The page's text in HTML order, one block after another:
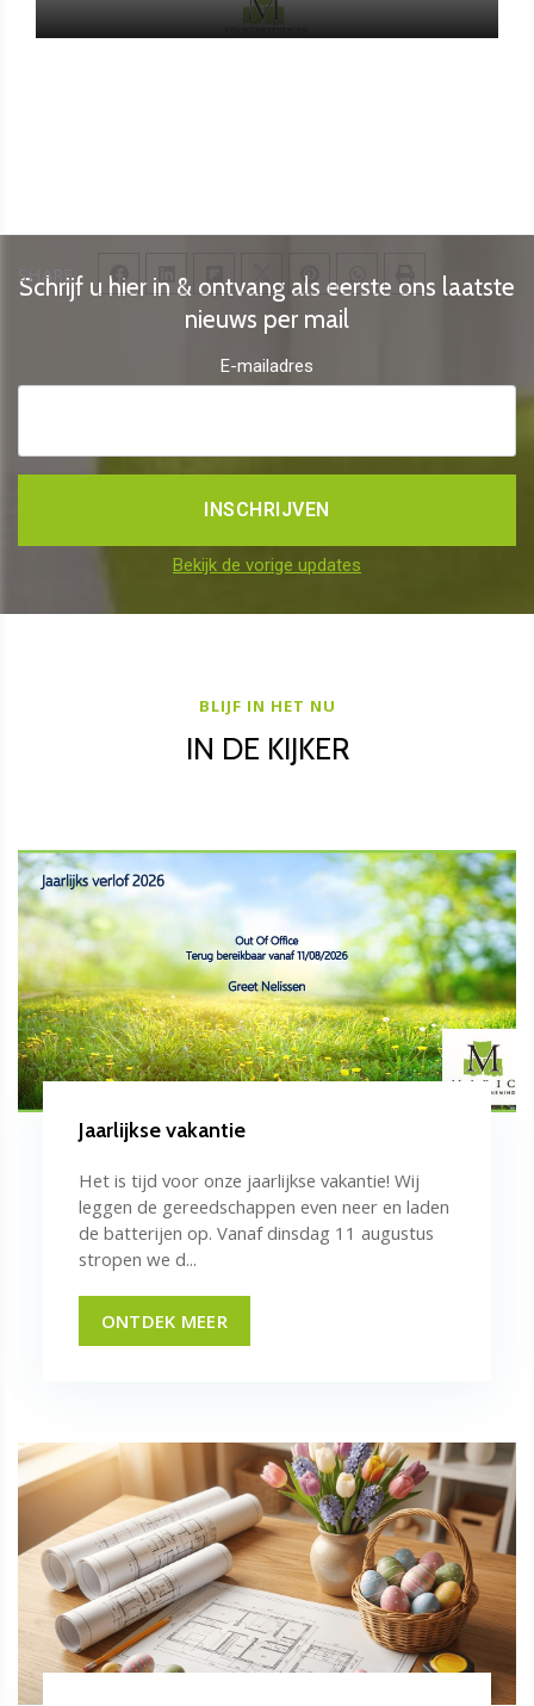
SHARE
Schrijf u hier in & ontvang als eerste ons laatste
nieuws per mail
E-mailadres
Bekijk de vorige updates
BLIJF IN HET NU
IN DE KIJKER
Jaarlijkse vakantie
Het is tijd voor onze jaarlijkse vakantie! Wij
leggen de gereedschappen even neer en laden
de batterijen op. Vanaf dinsdag 11 augustus
stropen we d...
ONTDEK MEER